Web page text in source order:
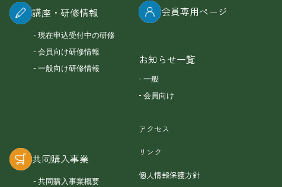
講座・研修情報
現在申込受付中の研修
会員向け研修情報
一般向け研修情報
共同購入事業
共同購入事業概要
会員専用ページ
お知らせ一覧
一般
会員向け
アクセス
リンク
個人情報保護方針